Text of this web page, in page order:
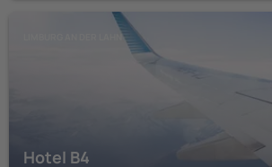
LIMBURG AN DER LAHN
Hotel B4